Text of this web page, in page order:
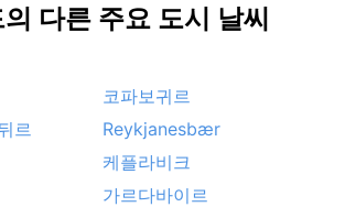
다른 주요 도시 날씨
코파보귀르
르
Reykjanesbær
케플라비크
가르다바이르